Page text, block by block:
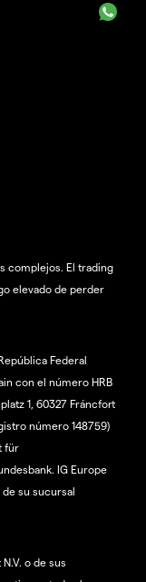
complejos. El trading
elevado de perder
Federal
con el número HRB
1, 60327 Fráncfort
número 148759)
für
IG Europe
su sucursal
o de sus